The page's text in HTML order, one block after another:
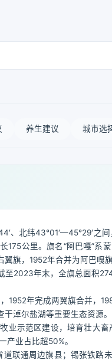
养生建议 城市选
、北纬43°01′—45°29′之
公里。旗名“阿巴嘎”系
旗，1952年合并为阿巴嘎旗
2023年末，全旗总面积
1952年完成两翼旗合并，
淖尔盐湖等重要生态资源。
业示范区建设，培育壮大
产业占比超50%。
联通周边旗县；锡张铁路